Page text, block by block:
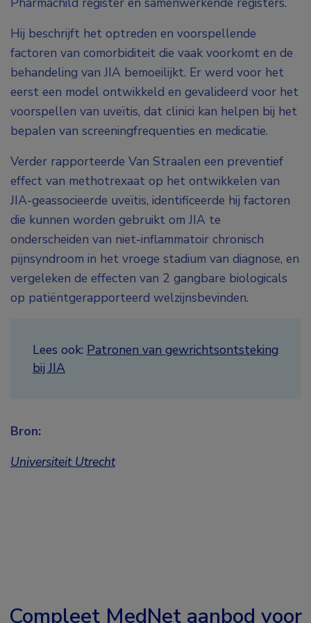
Hij beschrijft het optreden en voorspellende
factoren van comorbiditeit die vaak voorkomt en de
behandeling van JIA bemoeilijkt. Er werd voor het
eerst een model ontwikkeld en gevalideerd voor het
voorspellen van uveïtis, dat clinici kan helpen bij het
bepalen van screeningfrequenties en medicatie.
Verder rapporteerde Van Straalen een preventief
effect van methotrexaat op het ontwikkelen van
JIA-geassocieerde uveïtis, identificeerde hij factoren
die kunnen worden gebruikt om JIA te
onderscheiden van niet-inflammatoir chronisch
pijnsyndroom in het vroege stadium van diagnose, en
vergeleken de effecten van 2 gangbare biologicals
op patiëntgerapporteerd welzijnsbevinden.
Lees ook: Patronen van gewrichtsontsteking
bij JIA
Bron:
Universiteit Utrecht
Compleet MedNet aanbod voor